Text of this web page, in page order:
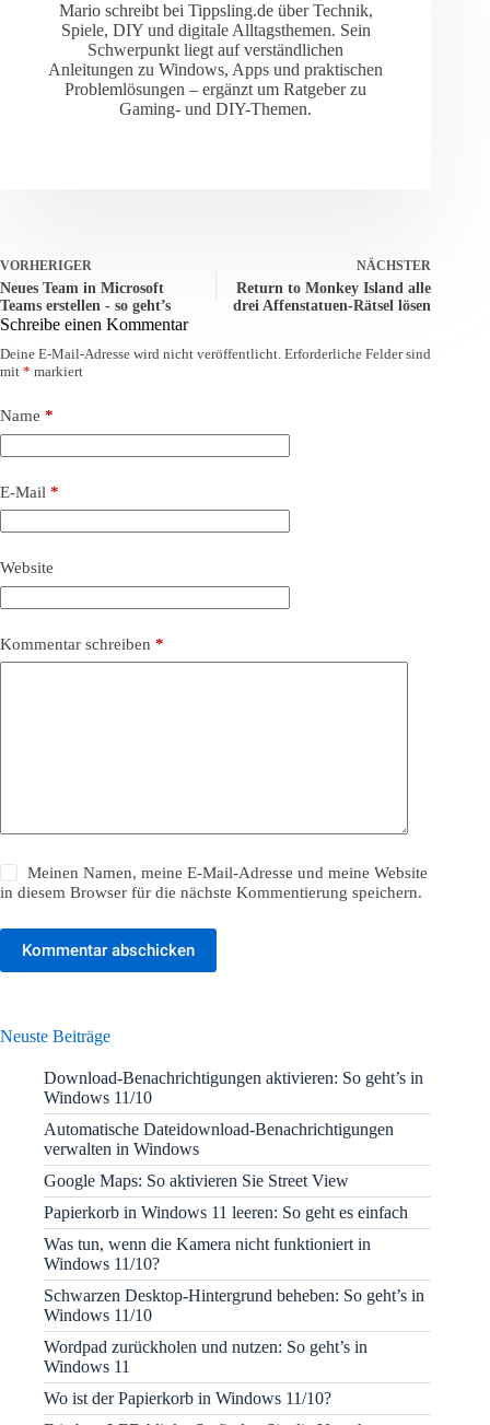
Mario schreibt bei Tippsling.de über Technik,
Spiele, DIY und digitale Alltagsthemen. Sein
Schwerpunkt liegt auf verständlichen
Anleitungen zu Windows, Apps und praktischen
Problemlösungen – ergänzt um Ratgeber zu
Gaming- und DIY-Themen.
VORHERIGER
Neues Team in Microsoft
Teams erstellen - so geht’s
NÄCHSTER
Return to Monkey Island alle
drei Affenstatuen-Rätsel lösen
Schreibe einen Kommentar
Deine E-Mail-Adresse wird nicht veröffentlicht. Erforderliche Felder sind
mit * markiert
Name *
E-Mail *
Website
Kommentar schreiben *
Meinen Namen, meine E-Mail-Adresse und meine Website
in diesem Browser für die nächste Kommentierung speichern.
Kommentar abschicken
Neuste Beiträge
Download-Benachrichtigungen aktivieren: So geht’s in
Windows 11/10
Automatische Dateidownload-Benachrichtigungen
verwalten in Windows
Google Maps: So aktivieren Sie Street View
Papierkorb in Windows 11 leeren: So geht es einfach
Was tun, wenn die Kamera nicht funktioniert in
Windows 11/10?
Schwarzen Desktop-Hintergrund beheben: So geht’s in
Windows 11/10
Wordpad zurückholen und nutzen: So geht’s in
Windows 11
Wo ist der Papierkorb in Windows 11/10?